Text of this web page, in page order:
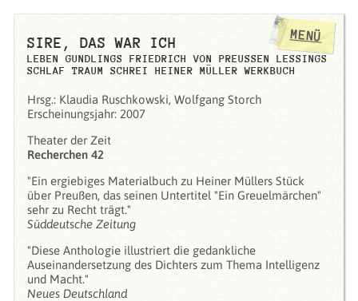
SIRE, DAS WAR ICH
LEBEN GUNDLINGS FRIEDRICH VON PREUSSEN LESSINGS S
CHLAF TRAUM SCHREI HEINER MÜLLER WERKBUCH
Hrsg.: Klaudia Ruschkowski, Wolfgang Storch
Erscheinungsjahr: 2007
Theater der Zeit
Recherchen 42
"Ein ergiebiges Materialbuch zu Heiner Müllers Stück
über Preußen, das seinen Untertitel "Ein Greuelmärchen"
sehr zu Recht trägt."
Süddeutsche Zeitung
"Diese Anthologie illustriert die gedankliche
Auseinandersetzung des Dichters zum Thema Intelligenz
und Macht."
Neues Deutschland
MENÜ